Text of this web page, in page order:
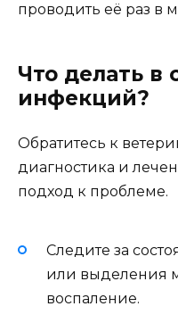
проводить её раз в
Что делать в
инфекций?
Обратитесь к
диагностика и
подход к проблеме.
Следите за
или выделения
воспаление.